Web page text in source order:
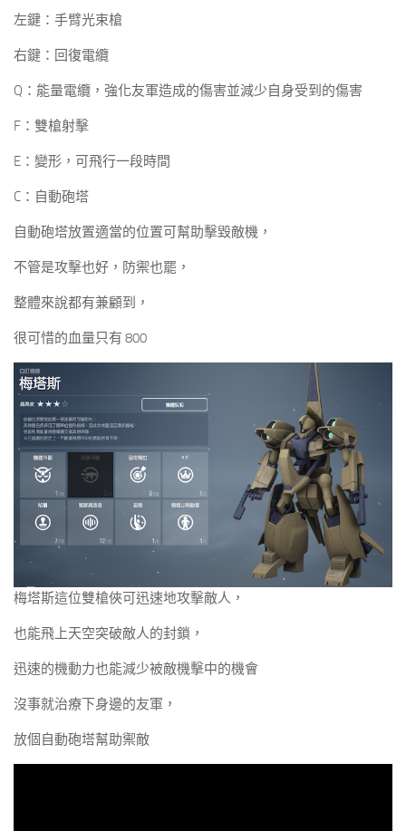
左鍵：手臂光束槍
右鍵：回復電纜
Q：能量電纜，強化友軍造成的傷害並減少自身受到的傷害
F：雙槍射擊
E：變形，可飛行一段時間
C：自動砲塔
自動砲塔放置適當的位置可幫助擊毀敵機，
不管是攻擊也好，防禦也罷，
整體來說都有兼顧到，
很可惜的血量只有 800
梅塔斯這位雙槍俠可迅速地攻擊敵人，
也能飛上天空突破敵人的封鎖，
迅速的機動力也能減少被敵機擊中的機會
沒事就治療下身邊的友軍，
放個自動砲塔幫助禦敵